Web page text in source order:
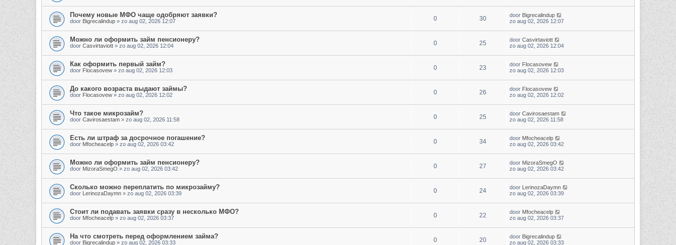
Почему новые МФО чаще одобряют заявки?
door Bigrecalindup » zo aug 02, 2026 12:07 0 30 door Bigrecalindup
zo aug 02, 2026 12:07
Можно ли оформить займ пенсионеру?
door Casvirtaviott » zo aug 02, 2026 12:04 0 25 door Casvirtaviott
zo aug 02, 2026 12:04
Как оформить первый займ?
door Flocasovew » zo aug 02, 2026 12:03 0 23 door Flocasovew
zo aug 02, 2026 12:03
До какого возраста выдают займы?
door Flocasovew » zo aug 02, 2026 12:02 0 26 door Flocasovew
zo aug 02, 2026 12:02
Что такое микрозайм?
door Cavirosaestam » zo aug 02, 2026 11:58 0 25 door Cavirosaestam
zo aug 02, 2026 11:58
Есть ли штраф за досрочное погашение?
door Mfocheacelp » zo aug 02, 2026 03:42 0 34 door Mfocheacelp
zo aug 02, 2026 03:42
Можно ли оформить займ пенсионеру?
door MizoraSmegO » zo aug 02, 2026 03:42 0 27 door MizoraSmegO
zo aug 02, 2026 03:42
Сколько можно переплатить по микрозайму?
door LerinozaDaymn » zo aug 02, 2026 03:39 0 24 door LerinozaDaymn
zo aug 02, 2026 03:39
Стоит ли подавать заявки сразу в несколько МФО?
door Mfocheacelp » zo aug 02, 2026 03:37 0 22 door Mfocheacelp
zo aug 02, 2026 03:37
На что смотреть перед оформлением займа?
door Bigrecalindup » zo aug 02, 2026 03:33 0 20 door Bigrecalindup
zo aug 02, 2026 03:33